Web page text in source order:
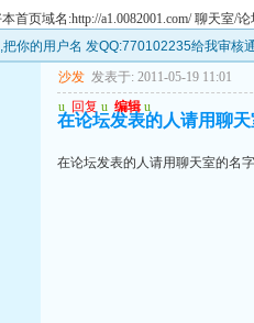
首页域名:http://a1.0082001.com/ 聊天室
你的用户名 发QQ:770102235给我审核
沙发 发表于: 2011-05-19 11:01
u 回复 u 编辑 u
在论坛发表的人请用聊
在论坛发表的人请用聊天室的名